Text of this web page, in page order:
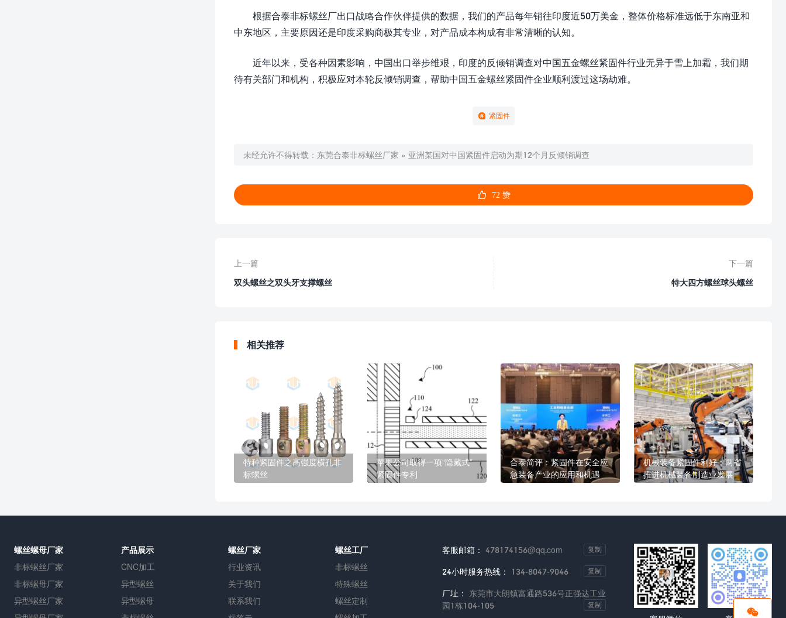
根据合泰非标螺丝厂出口战略合作伙伴提供的数据，我们的产品每年销往印度近50万美金，整体价格标准远低于东南亚和
中东地区，主要原因还是印度采购商极其专业，对产品成本构成有非常清晰的认知。
近年以来，受各种因素影响，中国出口举步维艰，印度的反倾销调查对中国五金螺丝紧固件行业无异于雪上加霜，我们期
待有关部门和机构，积极应对本轮反倾销调查，帮助中国五金螺丝紧固件企业顺利渡过这场劫难。
紧固件
未经允许不得转载： 东莞合泰非标螺丝厂家 » 亚洲某国对中国紧固件启动为期12个月反倾销调查
 72 赞
上一篇
双头螺丝之双头牙支撑螺丝
下一篇
特大四方螺丝球头螺丝
相关推荐
特种紧固件之高强度横孔非
标螺丝
苹果公司取得一项“隐藏式”
紧固件专利
合泰简评：紧固件在安全应
急装备产业的应用和机遇
机械装备紧固件利好：两省
推进机械装备制造业发展

螺丝螺母厂家
非标螺丝厂家
非标螺母厂家
异型螺丝厂家
产品展示
CNC加工
异型螺丝
异型螺母
螺丝厂家
行业资讯
关于我们
联系我们
螺丝工厂
非标螺丝
特殊螺丝
螺丝定制
客服邮箱： 478174156@qq.com 复制
24小时服务热线： 134-8047-9046 复制
厂址： 东莞市大朗镇富通路536号正强达工业
园1栋104-105
复制